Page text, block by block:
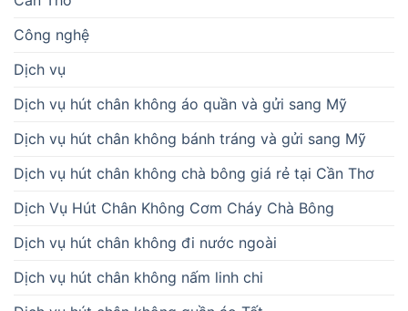
Công nghệ
Dịch vụ
Dịch vụ hút chân không áo quần và gửi sang Mỹ
Dịch vụ hút chân không bánh tráng và gửi sang Mỹ
Dịch vụ hút chân không chà bông giá rẻ tại Cần Thơ
Dịch Vụ Hút Chân Không Cơm Cháy Chà Bông
Dịch vụ hút chân không đi nước ngoài
Dịch vụ hút chân không nấm linh chi